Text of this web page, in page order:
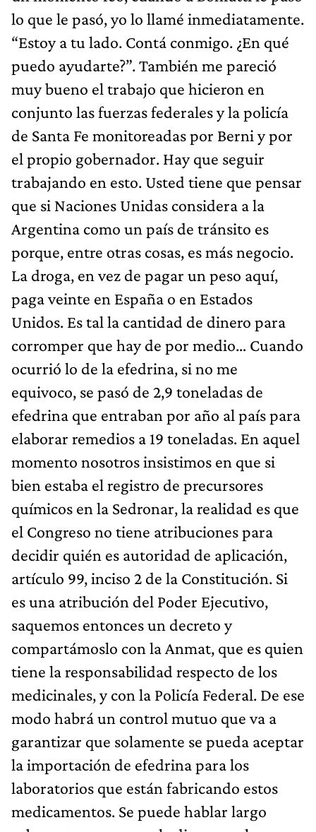
lo que le pasó, yo lo llamé inmediatamente.
“Estoy a tu lado. Contá conmigo. ¿En qué
puedo ayudarte?”. También me pareció
muy bueno el trabajo que hicieron en
conjunto las fuerzas federales y la policía
de Santa Fe monitoreadas por Berni y por
el propio gobernador. Hay que seguir
trabajando en esto. Usted tiene que pensar
que si Naciones Unidas considera a la
Argentina como un país de tránsito es
porque, entre otras cosas, es más negocio.
La droga, en vez de pagar un peso aquí,
paga veinte en España o en Estados
Unidos. Es tal la cantidad de dinero para
corromper que hay de por medio… Cuando
ocurrió lo de la efedrina, si no me
equivoco, se pasó de 2,9 toneladas de
efedrina que entraban por año al país para
elaborar remedios a 19 toneladas. En aquel
momento nosotros insistimos en que si
bien estaba el registro de precursores
químicos en la Sedronar, la realidad es que
el Congreso no tiene atribuciones para
decidir quién es autoridad de aplicación,
artículo 99, inciso 2 de la Constitución. Si
es una atribución del Poder Ejecutivo,
saquemos entonces un decreto y
compartámoslo con la Anmat, que es quien
tiene la responsabilidad respecto de los
medicinales, y con la Policía Federal. De ese
modo habrá un control mutuo que va a
garantizar que solamente se pueda aceptar
la importación de efedrina para los
laboratorios que están fabricando estos
medicamentos. Se puede hablar largo